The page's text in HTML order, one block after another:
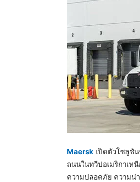
Maersk เปิดตัวโซลูชั
ถนนในทวีปอเมริกาเห
ความปลอดภัย ความน่